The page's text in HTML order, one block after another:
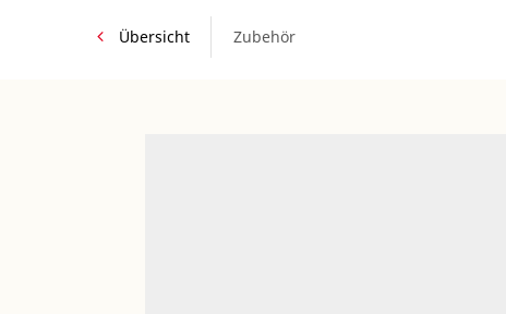
Übersicht Zubehör